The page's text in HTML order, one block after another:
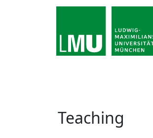
Teaching